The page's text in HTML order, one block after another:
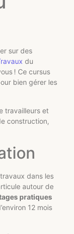
sur des
du
! Ce cursus
bien gérer les
travailleurs et
construction,
dans les
autour de
pratiques
12 mois